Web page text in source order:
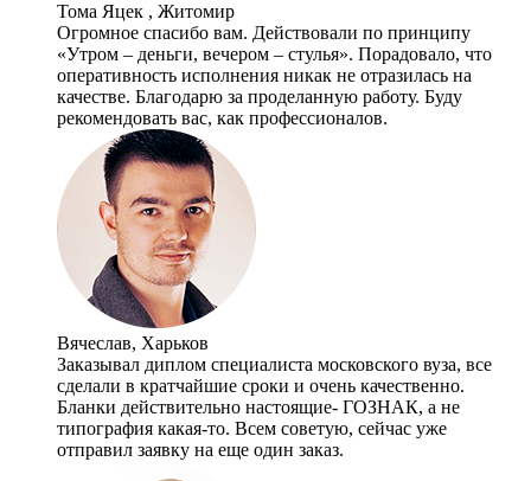
Тома Яцек , Житомир
Огромное спасибо вам. Действовали по принципу
«Утром – деньги, вечером – стулья». Порадовало, что
оперативность исполнения никак не отразилась на
качестве. Благодарю за проделанную работу. Буду
рекомендовать вас, как профессионалов.
Вячеслав, Харьков
Заказывал диплом специалиста московского вуза, все
сделали в кратчайшие сроки и очень качественно.
Бланки действительно настоящие- ГОЗНАК, а не
типография какая-то. Всем советую, сейчас уже
отправил заявку на еще один заказ.